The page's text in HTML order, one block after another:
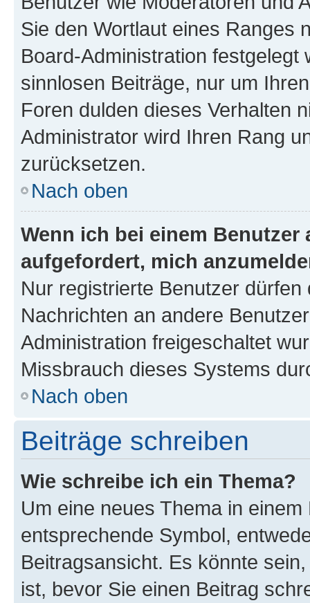
Sie den Wortlaut eines Ranges
Board-Administration
sinnlosen Beiträge, nur um
Foren dulden dieses Verhalten
Administrator wird Ihren Rang
zurücksetzen.
Nach oben
Wenn ich bei einem
aufgefordert, mich
Nur registrierte Benutzer
Nachrichten an andere
Administration freigeschaltet
Missbrauch dieses Systems
Nach oben
Beiträge schreiben
Wie schreibe ich ein Thema?
Um eine neues Thema in
entsprechende Symbol,
Beitragsansicht. Es könnte
ist, bevor Sie einen Beitrag